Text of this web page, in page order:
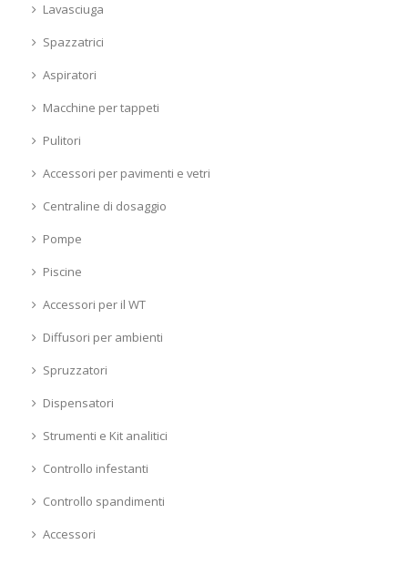
Lavasciuga
Spazzatrici
Aspiratori
Macchine per tappeti
Pulitori
Accessori per pavimenti e vetri
Centraline di dosaggio
Pompe
Piscine
Accessori per il WT
Diffusori per ambienti
Spruzzatori
Dispensatori
Strumenti e Kit analitici
Controllo infestanti
Controllo spandimenti
Accessori